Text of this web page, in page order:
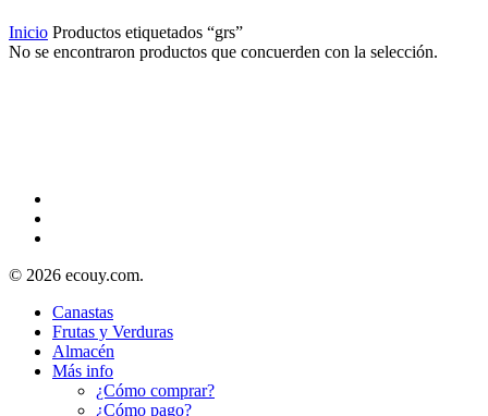
Inicio Productos etiquetados “grs”
No se encontraron productos que concuerden con la selección.
© 2026 ecouy.com.
Canastas
Frutas y Verduras
Almacén
Más info
¿Cómo comprar?
¿Cómo pago?